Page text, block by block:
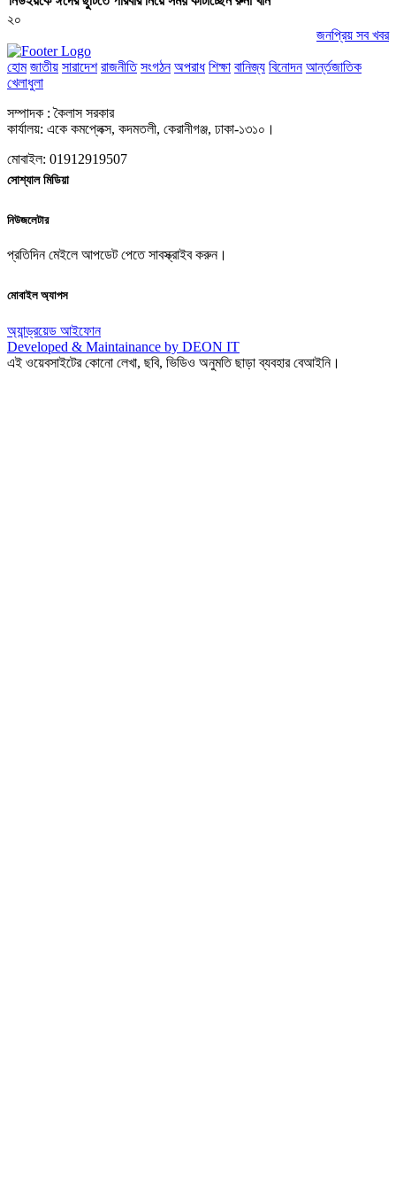
২০
জনপ্রিয় সব খবর
হোম জাতীয় সারাদেশ রাজনীতি সংগঠন অপরাধ শিক্ষা বানিজ্য বিনোদন আর্ন্তজাতিক
খেলাধুলা
সম্পাদক : কৈলাস সরকার
কার্যালয়: একে কমপ্লেক্স, কদমতলী, কেরানীগঞ্জ, ঢাকা-১৩১০।
মোবাইল: 01912919507
সোশ্যাল মিডিয়া
নিউজলেটার
প্রতিদিন মেইলে আপডেট পেতে সাবস্ক্রাইব করুন।
মোবাইল অ্যাপস
অ্যান্ড্রয়েড আইফোন
Developed & Maintainance by DEON IT
এই ওয়েবসাইটের কোনো লেখা, ছবি, ভিডিও অনুমতি ছাড়া ব্যবহার বেআইনি।